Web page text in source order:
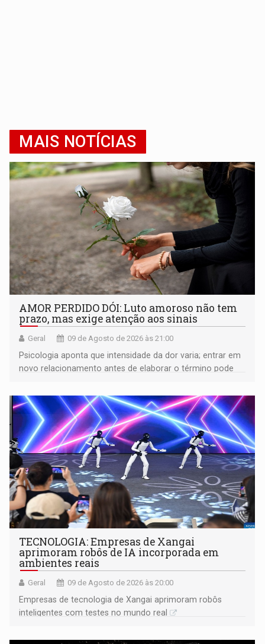
MAIS NOTÍCIAS
AMOR PERDIDO DÓI: Luto amoroso não tem
prazo, mas exige atenção aos sinais
Geral 09 de Agosto de 2026 às 21:00
Psicologia aponta que intensidade da dor varia; entrar em
novo relacionamento antes de elaborar o término pode
TECNOLOGIA: Empresas de Xangai
aprimoram robôs de IA incorporada em
ambientes reais
Geral 09 de Agosto de 2026 às 20:00
Empresas de tecnologia de Xangai aprimoram robôs
inteligentes com testes no mundo real